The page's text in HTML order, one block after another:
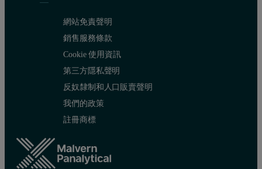
網站免責聲明
銷售服務條款
Cookie 使用資訊
第三方隱私聲明
反奴隸制和人口販賣聲明
我們的政策
註冊商標